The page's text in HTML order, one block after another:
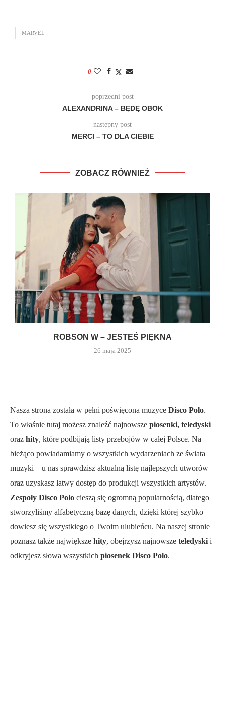
MARVEL
0
poprzedni post
ALEXANDRINA – BĘDĘ OBOK
następny post
MERCI – TO DLA CIEBIE
ZOBACZ RÓWNIEŻ
ROBSON W – JESTEŚ PIĘKNA
26 maja 2025
Nasza strona została w pełni poświęcona muzyce Disco Polo.
To właśnie tutaj możesz znaleźć najnowsze piosenki, teledyski
oraz hity, które podbijają listy przebojów w całej Polsce. Na
bieżąco powiadamiamy o wszystkich wydarzeniach ze świata
muzyki – u nas sprawdzisz aktualną listę najlepszych utworów
oraz uzyskasz łatwy dostęp do produkcji wszystkich artystów.
Zespoły Disco Polo cieszą się ogromną popularnością, dlatego
stworzyliśmy alfabetyczną bazę danych, dzięki której szybko
dowiesz się wszystkiego o Twoim ulubieńcu. Na naszej stronie
poznasz także największe hity, obejrzysz najnowsze teledyskii
odkryjesz słowa wszystkich piosenek Disco Polo.